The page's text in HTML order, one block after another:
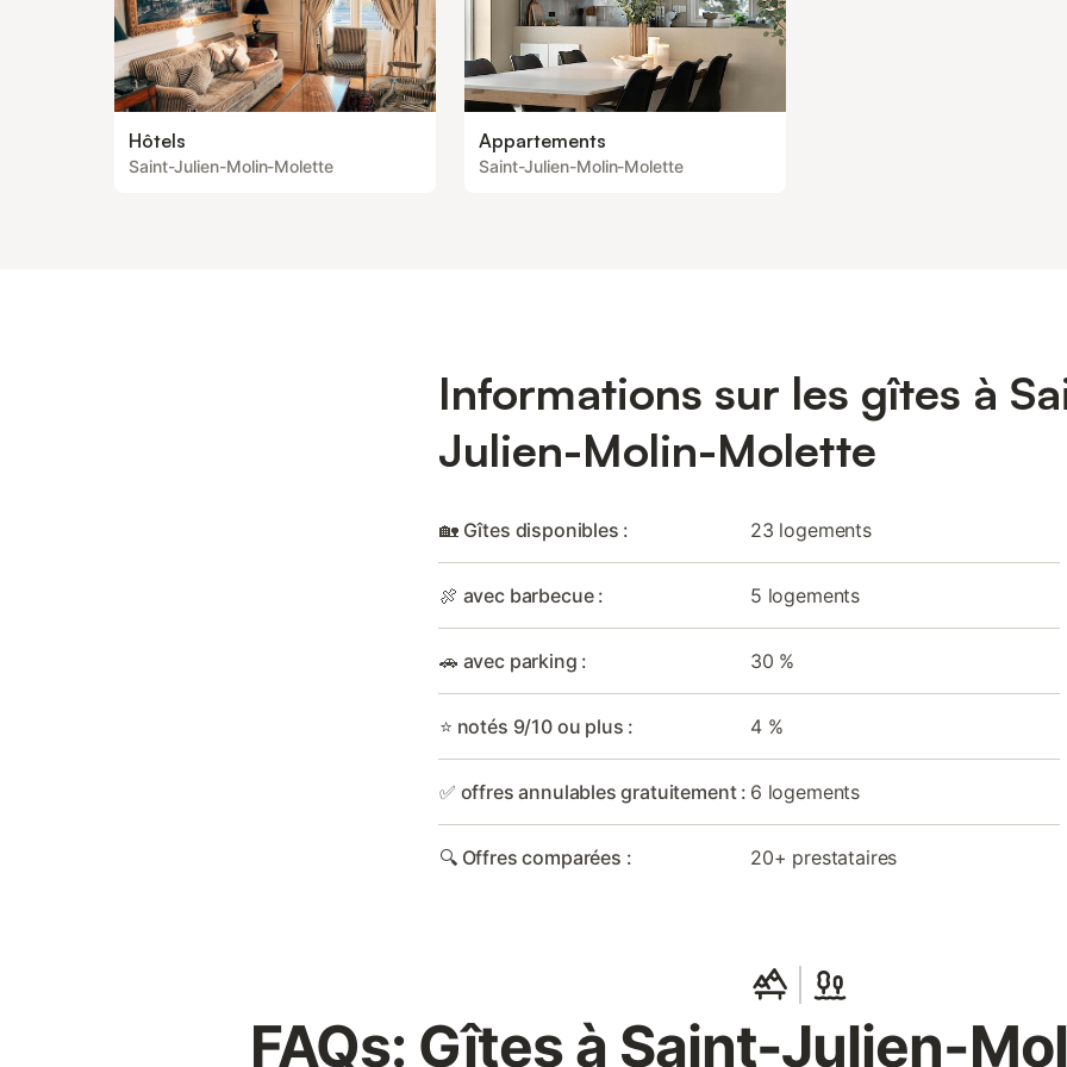
Hôtels
Saint-Julien-Molin-Molette
Appartements
Saint-Julien-Molin-Molette
Informations sur les gîtes à
Julien-Molin-Molette
🏡 Gîtes disponibles : 23 logements
🍖 avec barbecue : 5 logements
🚗 avec parking : 30 %
⭐ notés 9/10 ou plus : 4 %
✅ offres annulables gratuitement : 6 logements
🔍 Offres comparées : 20+ prestataires
FAQs: Gîtes à Saint-Julien-